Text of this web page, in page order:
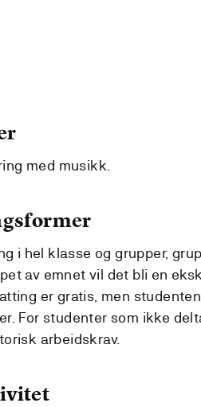
med musikk.
i hel klasse og grupper,
av emnet vil det bli en
er gratis, men
For studenter som ikke
arbeidskrav.